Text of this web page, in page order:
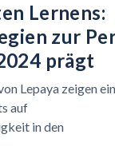
Lernens:
zur
prägt
Lepaya zeigen
auf
in den